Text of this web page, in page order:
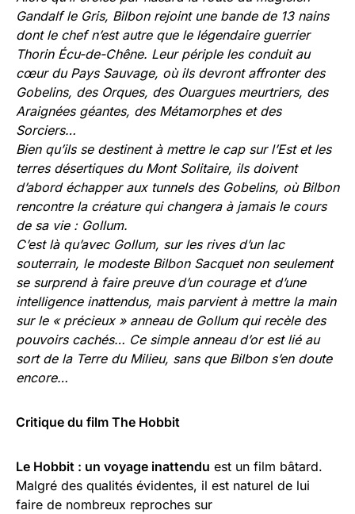
Gandalf le Gris, Bilbon rejoint une bande de 13 nains
dont le chef n’est autre que le légendaire guerrier
Thorin Écu-de-Chêne. Leur périple les conduit au
cœur du Pays Sauvage, où ils devront affronter des
Gobelins, des Orques, des Ouargues meurtriers, des
Araignées géantes, des Métamorphes et des
Sorciers…
Bien qu’ils se destinent à mettre le cap sur l’Est et les
terres désertiques du Mont Solitaire, ils doivent
d’abord échapper aux tunnels des Gobelins, où Bilbon
rencontre la créature qui changera à jamais le cours
de sa vie : Gollum.
C’est là qu’avec Gollum, sur les rives d’un lac
souterrain, le modeste Bilbon Sacquet non seulement
se surprend à faire preuve d’un courage et d’une
intelligence inattendus, mais parvient à mettre la main
sur le « précieux » anneau de Gollum qui recèle des
pouvoirs cachés… Ce simple anneau d’or est lié au
sort de la Terre du Milieu, sans que Bilbon s’en doute
encore…
Critique du film The Hobbit
Le Hobbit : un voyage inattendu est un film bâtard.
Malgré des qualités évidentes, il est naturel de lui
faire de nombreux reproches sur